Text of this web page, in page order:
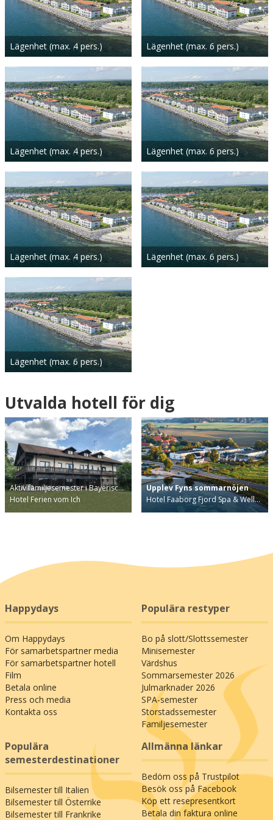
Lägenhet (max. 4 pers.) Lägenhet (max. 6 pers.)
Lägenhet (max. 4 pers.) Lägenhet (max. 6 pers.)
Lägenhet (max. 4 pers.) Lägenhet (max. 6 pers.)
Lägenhet (max. 6 pers.)
Utvalda hotell för dig
Aktiv familjesemester i Bayerisc…
Hotel Ferien vom Ich
Upplev Fyns sommarnöjen
Hotel Faaborg Fjord Spa & Well…
Happydays
Om Happydays
För samarbetspartner media
För samarbetspartner hotell
Film
Betala online
Press och media
Kontakta oss
Populära restyper
Bo på slott/Slottssemester
Minisemester
Värdshus
Sommarsemester 2026
Julmarknader 2026
SPA-semester
Storstadssemester
Familjesemester
Populära
semesterdestinationer
Bilsemester till Italien
Bilsemester till Österrike
Bilsemester till Frankrike
Allmänna länkar
Bedöm oss på Trustpilot
Besök oss på Facebook
Köp ett resepresentkort
Betala din faktura online